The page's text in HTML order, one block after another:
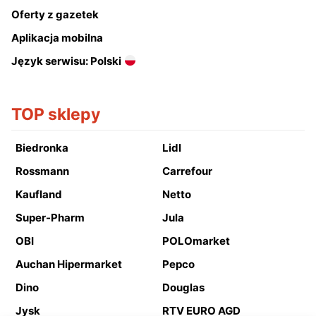
Oferty z gazetek
Aplikacja mobilna
Język serwisu: Polski
TOP sklepy
Biedronka
Lidl
Rossmann
Carrefour
Kaufland
Netto
Super-Pharm
Jula
OBI
POLOmarket
Auchan Hipermarket
Pepco
Dino
Douglas
Jysk
RTV EURO AGD